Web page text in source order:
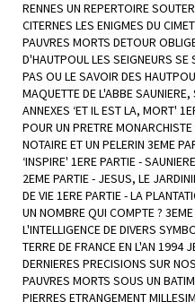
RENNES UN REPERTOIRE
CITERNES LES ENIGMES DU
PAUVRES MORTS DETOUR
D'HAUTPOUL LES SEIGNEURS SE
PAS OU LE SAVOIR DES
MAQUETTE DE L'ABBE
ANNEXES ‘ET IL EST LA, MORT'
POUR UN PRETRE
NOTAIRE ET UN PELERIN 3EME
‘INSPIRE' 1ERE PARTIE -
2EME PARTIE - JESUS, LE
DE VIE 1ERE PARTIE - LA
UN NOMBRE QUI COMPTE ?
L'INTELLIGENCE DE DIVERS
TERRE DE FRANCE EN L'AN 1994
DERNIERES PRECISIONS SUR
PAUVRES MORTS SOUS UN
PIERRES ETRANGEMENT